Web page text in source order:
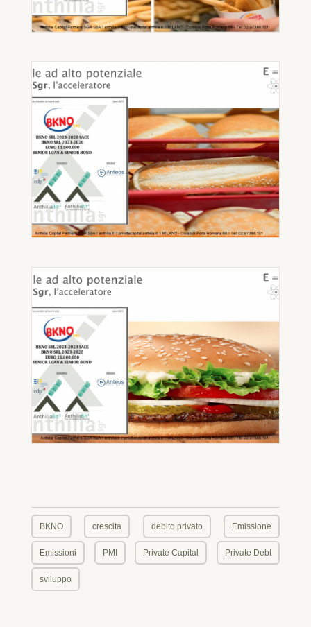
BKNO crescita debito privato Emissione
Emissioni PMI Private Capital Private Debt
sviluppo